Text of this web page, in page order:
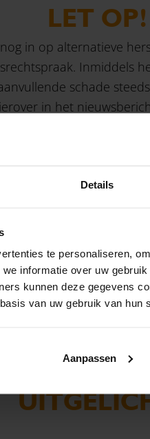
Details
te personaliseren,
informatie over uw
kunnen deze gegevens
van uw gebruik van hun
Aanpassen
LET OP!
in op alternatieve
Inmiddels
schade
in het